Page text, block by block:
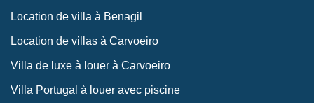
Location de villa à Benagil
Location de villas à Carvoeiro
Villa de luxe à louer à Carvoeiro
Villa Portugal à louer avec piscine